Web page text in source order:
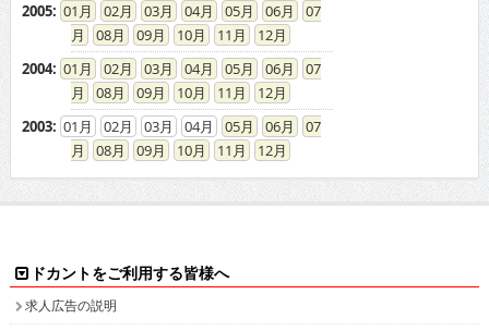
2005: 01 02 03 04 05 06
07
08
09 10 11
12
2004: 01 02 03 04 05 06
07
08
09 10 11
12
2003: 01 02 03 04 05 06
07
08
09 10 11 12
ドカントをご利用する皆様へ
求人広告の説明